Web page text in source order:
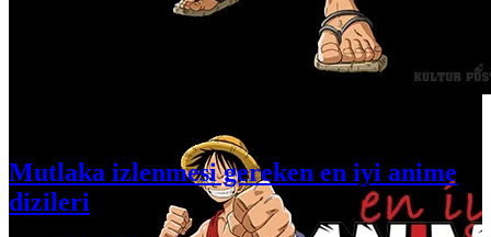
Mutlaka izlenmesi gereken en iyi anime
dizileri